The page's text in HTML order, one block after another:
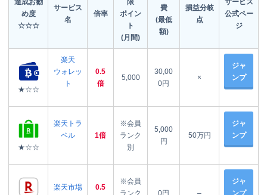
達成お勧
め度
☆☆☆
サービス
名
倍率
限
ポイン
ト
(月間)
費
(最低
額)
損益分岐
点
サービス
公式ペー
ジ
★☆☆
楽天
ウォレッ
ト
0.5
倍
5,000
30,00
0円
×
ジャ
ンプ
★☆☆
楽天トラ
ベル
1倍
※会員
ランク
別
5,000
円
50万円
ジャ
ンプ
楽天市場 0.5
※会員
ジャ